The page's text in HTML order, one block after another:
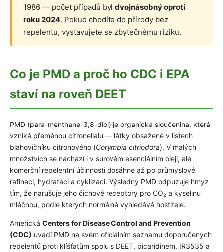
1986 — počet případů byl dvojnásobný oproti
roku 2024. Pokud chodíte do přírody bez
repelentu, vystavujete se zbytečnému riziku.
Co je PMD a proč ho CDC i EPA
staví na roveň DEET
PMD (para-menthane-3,8-diol) je organická sloučenina, která
vzniká přeměnou citronellalu — látky obsažené v listech
blahovičníku citronového (Corymbia citriodora). V malých
množstvích se nachází i v surovém esenciálním oleji, ale
komerční repelentní účinnosti dosáhne až po průmyslové
rafinaci, hydrataci a cyklizaci. Výsledný PMD odpuzuje hmyz
tím, že narušuje jeho čichové receptory pro CO₂ a kyselinu
mléčnou, podle kterých normálně vyhledává hostitele.
Americká Centers for Disease Control and Prevention
(CDC) uvádí PMD na svém oficiálním seznamu doporučených
repelentů proti klíšťatům spolu s DEET, picaridinem, IR3535 a